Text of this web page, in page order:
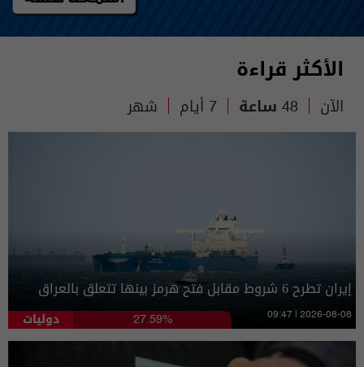
الأكثر قراءة
الآن 48 ساعة 7 أيام شهر
إيران تطرح 6 شروط مقابل فتح هرمز بينها تتعلق بالعراق
دوليات 27.59% 09:47 | 2026-08-08